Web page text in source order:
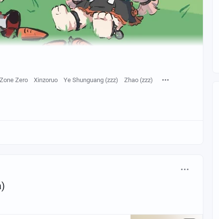
Zero Xinzoruo Ye Shunguang (zzz) Zhao (zzz)